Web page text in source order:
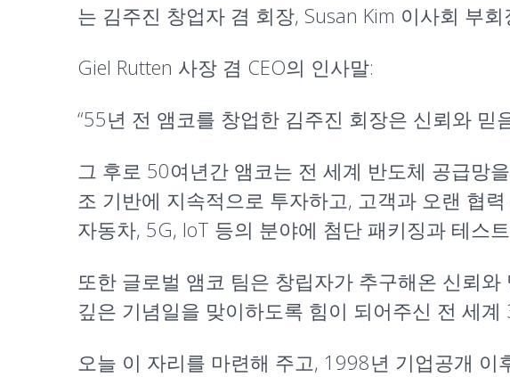
는 김주진 창업자 겸 회장, Susan Kim 이사회 부
Giel Rutten 사장 겸 CEO의 인사말:
“55년 전 앰코를 창업한 김주진 회장은 신뢰와
그 후로 50여년간 앰코는 전 세계 반도체 공급망
조 기반에 지속적으로 투자하고, 고객과 오랜 협
자동차, 5G, IoT 등의 분야에 첨단 패키징과 테스
또한 글로벌 앰코 팀은 창립자가 추구해온 신뢰
깊은 기념일을 맞이하도록 힘이 되어주신 전 세
오늘 이 자리를 마련해 주고, 1998년 기업공개